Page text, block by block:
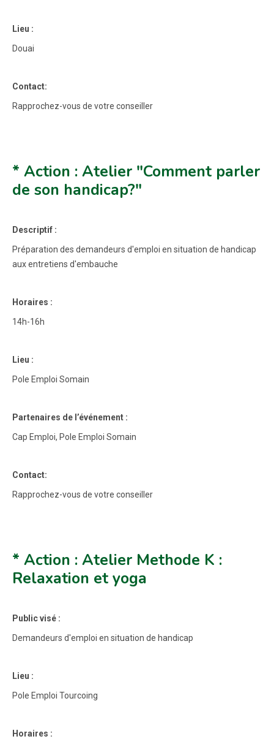
Lieu :
Douai
Contact:
Rapprochez-vous de votre conseiller
* Action : Atelier "Comment parler
de son handicap?"
Descriptif :
Préparation des demandeurs d'emploi en situation de handicap
aux entretiens d'embauche
Horaires :
14h-16h
Lieu :
Pole Emploi Somain
Partenaires de l’événement :
Cap Emploi, Pole Emploi Somain
Contact:
Rapprochez-vous de votre conseiller
* Action : Atelier Methode K :
Relaxation et yoga
Public visé :
Demandeurs d'emploi en situation de handicap
Lieu :
Pole Emploi Tourcoing
Horaires :